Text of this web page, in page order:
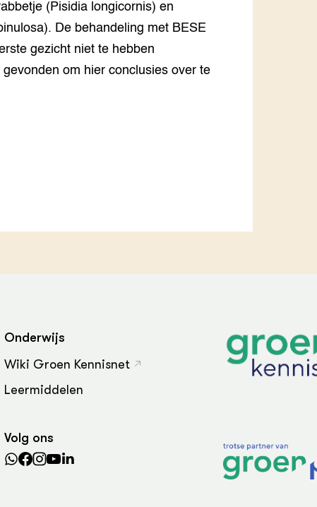
(Pisidia longicornis) en
De behandeling met BESE
gezicht niet te hebben
om hier conclusies over te
Onderwijs
Wiki Groen Kennisnet
Leermiddelen
Volg ons